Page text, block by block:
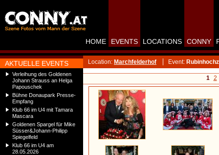
AKTUELLE EVENTS
Verleihung des Goldenen
Johann Strauss an Helga
Papouschek
Bühne Donaupark Presse-
Empfang
Klub 66 im U4 mit Tamara
Mascara
Goldenen Spargel für Mike
Süsser&Johann-Philipp
Spiegelfeld
Klub 66 im U4 am
28.05.2026
HOME EVENTS LOCATIONS CONNY
Location: Marchfelderhof Event:
1 2